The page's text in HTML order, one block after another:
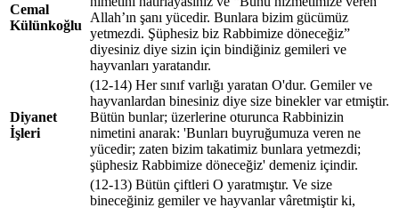
Cemal
Külünkoğlu
Allah’ın şanı yücedir. Bunlara bizim gücümüz
yetmezdi. Şüphesiz biz Rabbimize döneceğiz”
diyesiniz diye sizin için bindiğiniz gemileri ve
hayvanları yaratandır.
Diyanet
İşleri
(12-14) Her sınıf varlığı yaratan O'dur. Gemiler ve
hayvanlardan binesiniz diye size binekler var etmiştir.
Bütün bunlar; üzerlerine oturunca Rabbinizin
nimetini anarak: 'Bunları buyruğumuza veren ne
yücedir; zaten bizim takatimiz bunlara yetmezdi;
şüphesiz Rabbimize döneceğiz' demeniz içindir.
(12-13) Bütün çiftleri O yaratmıştır. Ve size
bineceğiniz gemiler ve hayvanlar vâretmiştir ki,